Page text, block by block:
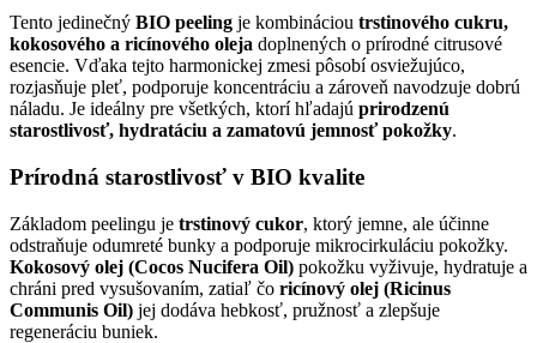
Tento jedinečný BIO peeling je kombináciou trstinového cukru,
kokosového a ricínového oleja doplnených o prírodné citrusové
esencie. Vďaka tejto harmonickej zmesi pôsobí osviežujúco,
rozjasňuje pleť, podporuje koncentráciu a zároveň navodzuje dobrú
náladu. Je ideálny pre všetkých, ktorí hľadajú prirodzenú
starostlivosť, hydratáciu a zamatovú jemnosť pokožky.
Prírodná starostlivosť v BIO kvalite
Základom peelingu je trstinový cukor, ktorý jemne, ale účinne
odstraňuje odumreté bunky a podporuje mikrocirkuláciu pokožky.
Kokosový olej (Cocos Nucifera Oil) pokožku vyživuje, hydratuje a
chráni pred vysušovaním, zatiaľ čo ricínový olej (Ricinus
Communis Oil) jej dodáva hebkosť, pružnosť a zlepšuje
regeneráciu buniek.